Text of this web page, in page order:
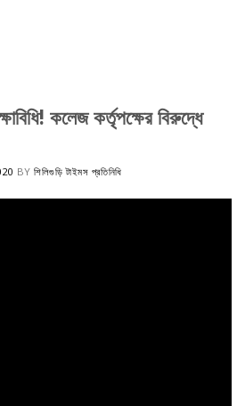
কলেজ কর্তৃপক্ষের বিরুদ্ধে
BYশিলিগুড়ি টাইমস প্রতিনিধি